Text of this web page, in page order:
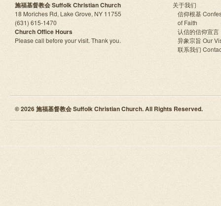
施福基督教会 Suffolk Christian Church
18 Moriches Rd, Lake Grove, NY 11755
(631) 615-1470
Church Office Hours
Please call before your visit. Thank you.
关于我们
信仰根基
of Faith
认信的信仰宣言
异象宗旨 Our
联系我们
© 2026 施福基督教会 Suffolk Christian Church. All Rights Reserved.